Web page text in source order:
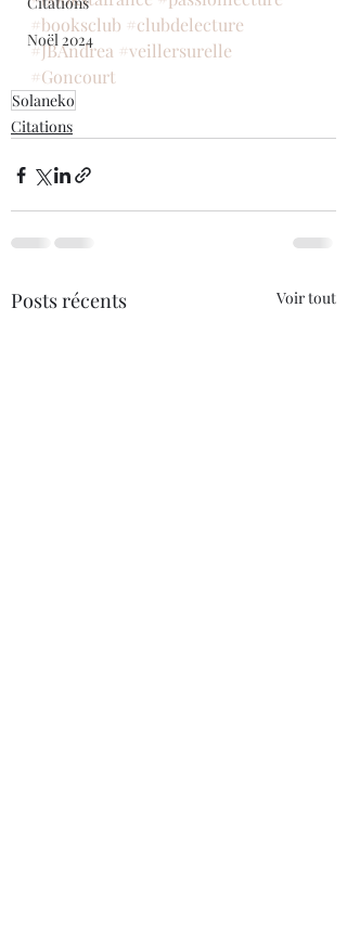
Noël 2024
#booksclub #clubdelecture
#JBAndrea #veillersurelle
#Goncourt
Solaneko
Citations
Posts récents Voir tout